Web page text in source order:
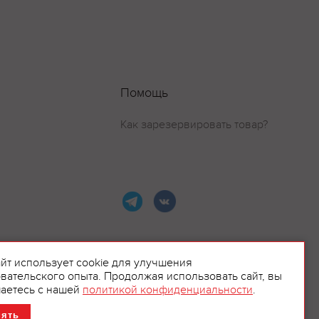
Помощь
Как зарезервировать товар?
использует cookie для улучшения
опыта. Продолжая использовать сайт, вы
с нашей политикой конфиденциальности.